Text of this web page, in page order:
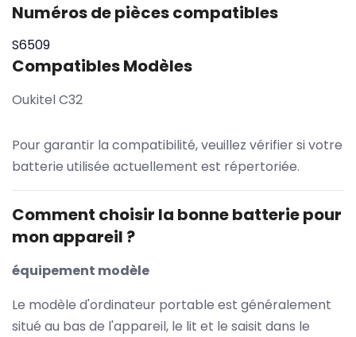
Numéros de pièces compatibles
S6509
Compatibles Modèles
Oukitel C32
Pour garantir la compatibilité, veuillez vérifier si votre
batterie utilisée actuellement est répertoriée.
Comment choisir la bonne batterie pour
mon appareil ?
équipement modèle
Le modèle d'ordinateur portable est généralement
situé au bas de l'appareil, le lit et le saisit dans le